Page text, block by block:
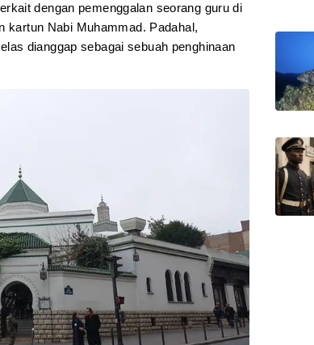
dengan pemenggalan seorang guru di
kartun Nabi Muhammad. Padahal,
dianggap sebagai sebuah penghinaan